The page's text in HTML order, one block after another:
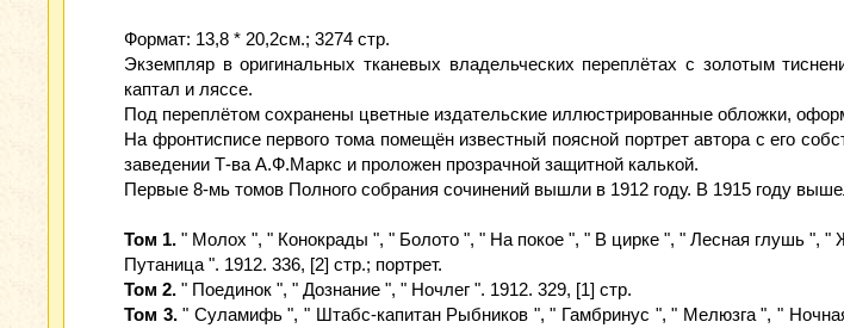
Формат: 13,8 * 20,2см.; 3274 стр.
Экземпляр в оригинальных тканевых владельческих переплётах с золотым
каптал и ляссе.
Под переплётом сохранены цветные издательские иллюстрированные обложки,
На фронтисписе первого тома помещён известный поясной портрет автора с его
заведении Т-ва А.Ф.Маркс и проложен прозрачной защитной калькой.
Первые 8-мь томов Полного собрания сочинений вышли в 1912 году. В 1915 году
Том 1. " Молох ", " Конокрады ", " Болото ", " На покое ", " В цирке ", " Лесная глушь ", "
Путаница ". 1912. 336, [2] стр.; портрет.
Том 2. " Поединок ", " Дознание ", " Ночлег ". 1912. 329, [1] стр.
Том 3." Суламифь ", " Штабс-капитан Рыбников ", " Гамбринус ", " Мелюзга ", "